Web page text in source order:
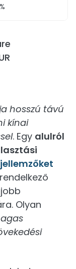
hosszú távú
kínai
. Egy alulról
Olyan